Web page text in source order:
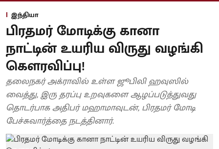
இந்தியா
பிரதமர் மோடிக்கு கானா
நாட்டின் உயரிய விருது வழங்கி
கௌரவிப்பு!
தலைநகர் அக்ராவில் உள்ள ஜூபிலி ஹவுஸில்
வைத்து, இரு தரப்பு உறவுகளை ஆழப்படுத்துவது
தொடர்பாக அதிபர் மஹாமாவுடன், பிரதமர் மோடி
பேச்சுவார்த்தை நடத்தினார்.